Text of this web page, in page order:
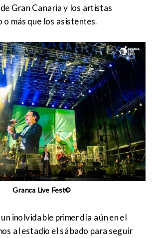
Gran Canaria y los artistas
más que los asistentes.
Granca Live Fest©
inolvidable primer día aún en el
al estadio el sábado para seguir